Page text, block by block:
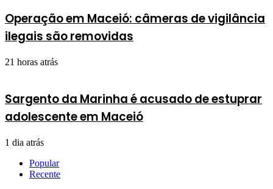
Operação em Maceió: câmeras de vigilância
ilegais são removidas
21 horas atrás
Sargento da Marinha é acusado de estuprar
adolescente em Maceió
1 dia atrás
Popular
Recente